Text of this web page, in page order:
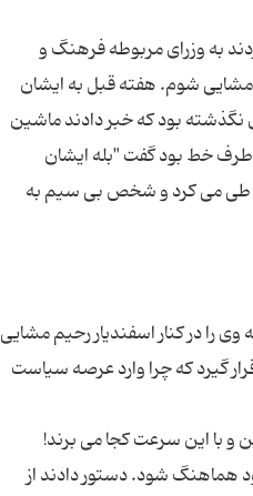
به وزرای مربوطه فرهنگ و
شوم. هفته قبل به ایشان
بود که خبر دادند ماشین
خط بود گفت "بله ایشان
را طی می کرد و شخص بی سیم به
را در کنار اسفندیار رحیم مشایی
گیرد که چرا وارد عرصه سیاست
و با این سرعت کجا می برند!
هماهنگ شود. دستور دادند از